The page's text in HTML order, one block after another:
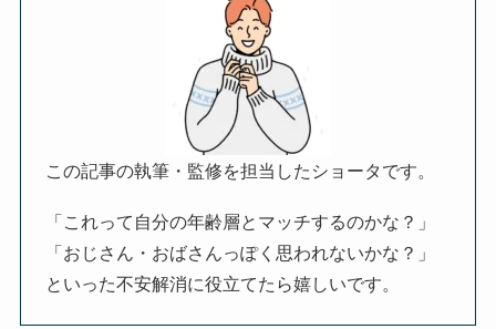
この記事の執筆・監修を担当したショータです。
「これって自分の年齢層とマッチするのかな？」
「おじさん・おばさんっぽく思われないかな？」
といった不安解消に役立てたら嬉しいです。